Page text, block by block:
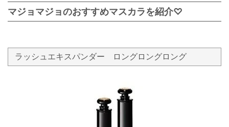
マジョマジョのおすすめマスカラを紹介♡
ラッシュエキスパンダー ロングロングロング